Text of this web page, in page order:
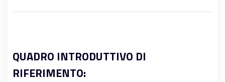
QUADRO INTRODUTTIVO DI
RIFERIMENTO: